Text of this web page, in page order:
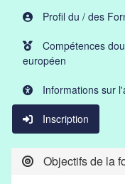
Profil du / des
Compétences
européen
Informations sur
Inscription
Objectifs de la